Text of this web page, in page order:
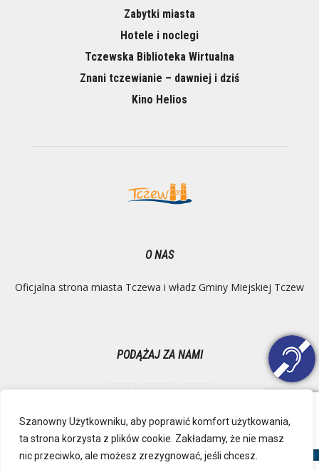
Szanowny Użytkowniku, aby poprawić komfort użytkowania,
ta strona korzysta z plików cookie. Zakładamy, że nie masz
nic przeciwko, ale możesz zrezygnować, jeśli chcesz.
Zabytki miasta
Hotele i noclegi
Tczewska Biblioteka Wirtualna
Znani tczewianie – dawniej i dziś
Kino Helios
O NAS
Oficjalna strona miasta Tczewa i władz Gminy Miejskiej Tczew
PODĄŻAJ ZA NAMI
Ochrona danych osobowych
Inspektor Danych Osobowych
Polityka Prywatności
Deklaracja dostępności